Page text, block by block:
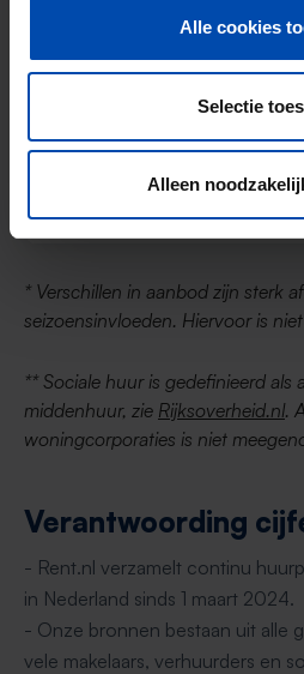
Alle cookies
Selectie
Alleen
* Verschillen in aanbod zijn sterk
seizoensinvloeden. Hiervoor is
** Sociale huur is gedefinieerd als
middenhuur, zie Rijksoverheid.nl.
woningcorporaties is niet
Verantwoording
- Rent.nl verzamelt continu
in Nederland sinds 1 maart 2024.
- Onze bronnen bestaan uit alle
vele makelaars, verhuurders en